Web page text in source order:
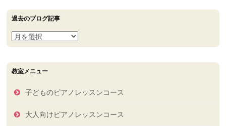
過去のブログ記事
過
去
ブ
グ
事
教室メニュー
子どものピアノレッスンコース
大人向けピアノレッスンコース